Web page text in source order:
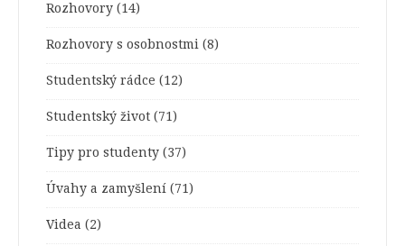
Rozhovory (14)
Rozhovory s osobnostmi (8)
Studentský rádce (12)
Studentský život (71)
Tipy pro studenty (37)
Úvahy a zamyšlení (71)
Videa (2)